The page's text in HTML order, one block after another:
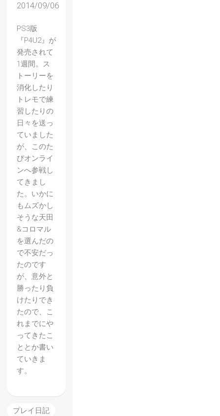
2014/09/06
PS3版
『P4U2』が
発売されて
1週間。ス
トーリーを
消化したり
トレモで練
習したりの
日々を送っ
ていました
が、このた
びオンライ
ンへ参戦し
てきまし
た。いかに
もムズかし
そうな天田
&コロマル
を選んだの
で不安だっ
たのです
が、意外と
勝ったり負
けたりでき
たので、こ
れまでにや
ってきたこ
ととか書い
ていきま
す。
プレイ日記